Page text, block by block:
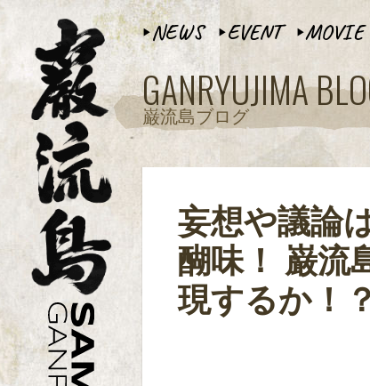
▶︎NEWS ▶︎ EVENT ▶︎MOVIE
GANRYUJIMA
巌流島ブログ
妄想や議論
醐味！ 巌流
現するか！？